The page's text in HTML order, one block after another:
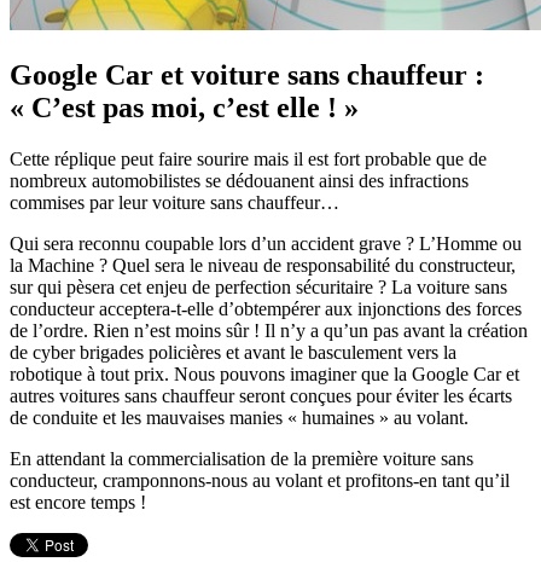
Google Car et voiture sans chauffeur :
« C’est pas moi, c’est elle ! »
Cette réplique peut faire sourire mais il est fort probable que de
nombreux automobilistes se dédouanent ainsi des infractions
commises par leur voiture sans chauffeur…
Qui sera reconnu coupable lors d’un accident grave ? L’Homme ou
la Machine ? Quel sera le niveau de responsabilité du constructeur,
sur qui pèsera cet enjeu de perfection sécuritaire ? La voiture sans
conducteur acceptera-t-elle d’obtempérer aux injonctions des forces
de l’ordre. Rien n’est moins sûr ! Il n’y a qu’un pas avant la création
de cyber brigades policières et avant le basculement vers la
robotique à tout prix. Nous pouvons imaginer que la Google Car et
autres voitures sans chauffeur seront conçues pour éviter les écarts
de conduite et les mauvaises manies « humaines » au volant.
En attendant la commercialisation de la première voiture sans
conducteur, cramponnons-nous au volant et profitons-en tant qu’il
est encore temps !